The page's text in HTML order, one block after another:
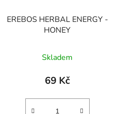
EREBOS HERBAL ENERGY -
HONEY
Skladem
69 Kč